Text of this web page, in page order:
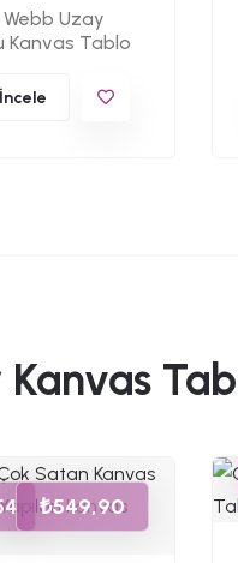
Uzay
Kanvas Tablo
İncele
Kanvas
₺549,90